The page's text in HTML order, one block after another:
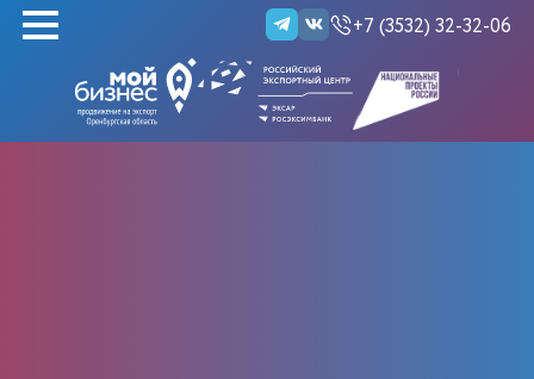
+7 (3532) 32-32-06